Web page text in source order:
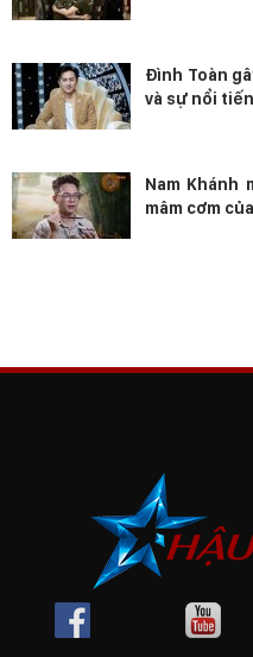
Đình Toàn
và sự nổi
Nam Khánh
mâm cơm